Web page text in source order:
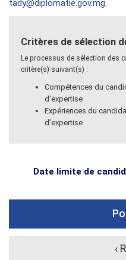
tady@diplomatie.gov.mg.
Critères de sélection
Le processus de sélection des
critère(s) suivant(s) :
Compétences du
d’expertise
Expériences du
d’expertise
Date limite de
‹